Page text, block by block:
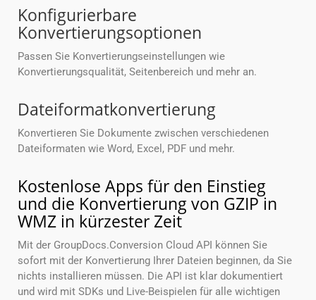
Konfigurierbare
Konvertierungsoptionen
Passen Sie Konvertierungseinstellungen wie
Konvertierungsqualität, Seitenbereich und mehr an.
Dateiformatkonvertierung
Konvertieren Sie Dokumente zwischen verschiedenen
Dateiformaten wie Word, Excel, PDF und mehr.
Kostenlose Apps für den Einstieg
und die Konvertierung von GZIP in
WMZ in kürzester Zeit
Mit der GroupDocs.Conversion Cloud API können Sie
sofort mit der Konvertierung Ihrer Dateien beginnen, da Sie
nichts installieren müssen. Die API ist klar dokumentiert
und wird mit SDKs und Live-Beispielen für alle wichtigen